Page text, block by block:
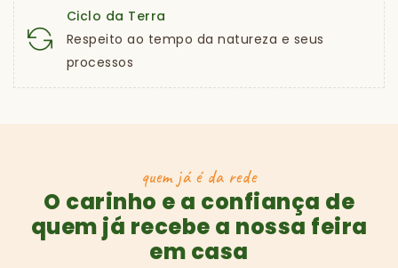
Ciclo da Terra
Respeito ao tempo da natureza e seus
processos
quem já é da rede
O carinho e a confiança de
quem já recebe a nossa feira
em casa